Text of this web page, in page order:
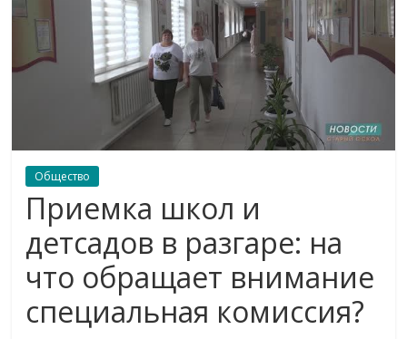
Общество
Приемка школ и
детсадов в разгаре: на
что обращает внимание
специальная комиссия?